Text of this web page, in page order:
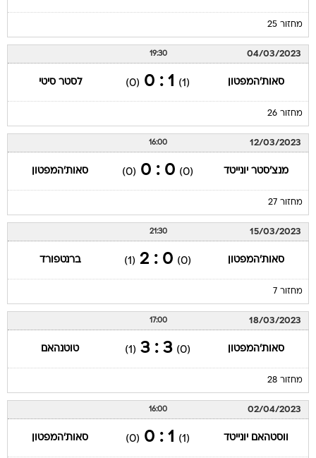
04/03/2023
סאות'המפטון (1)
1 : 0
(0) לסטר סיטי
מחזור 26
12/03/2023
מנצ'סטר יונייטד (0)
0 : 0
(0) סאות'המפטון
מחזור 27
15/03/2023
סאות'המפטון (0)
0 : 2
(1) ברנטפורד
מחזור 7
18/03/2023
סאות'המפטון (0)
3 : 3
(1) טוטנהאם
מחזור 28
02/04/2023
ווסטהאם יונייטד (1)
1 : 0
(0) סאות'המפטון
מחזור 29